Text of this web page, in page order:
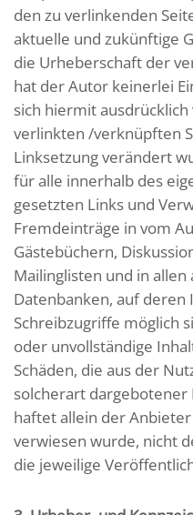
den zu verlinkenden
aktuelle und zukünftige
die Urheberschaft der
hat der Autor keinerlei
sich hiermit
verlinkten /verknüpften
Linksetzung verändert
für alle innerhalb des
gesetzten Links und
Fremdeinträge in vom
Gästebüchern,
Mailinglisten und in
Datenbanken, auf deren
Schreibzugriffe möglich
oder unvollständige
Schäden, die aus der
solcherart
haftet allein der
verwiesen wurde, nicht
die jeweilige